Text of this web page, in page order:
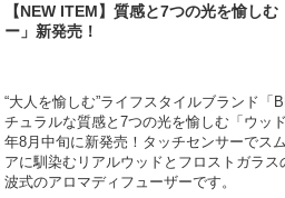
【NEW ITEM】質感と7つの光を愉し
ー」新発売！
“大人を愉しむ”ライフスタイルブランド「
チュラルな質感と7つの光を愉しむ「ウッ
年8月中旬に新発売！タッチセンサーでス
アに馴染むリアルウッドとフロストガラ
波式のアロマディフューザーです。